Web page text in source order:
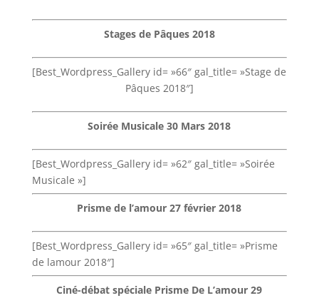
Stages de Pâques 2018
[Best_Wordpress_Gallery id= »66″ gal_title= »Stage de
Pâques 2018″]
Soirée Musicale 30 Mars 2018
[Best_Wordpress_Gallery id= »62″ gal_title= »Soirée
Musicale »]
Prisme de l’amour 27 février 2018
[Best_Wordpress_Gallery id= »65″ gal_title= »Prisme
de lamour 2018″]
Ciné-débat spéciale Prisme De L’amour 29